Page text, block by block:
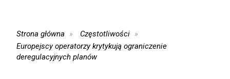
Strona główna
Częstotliwości
Europejscy operatorzy krytykują ograniczenie
deregulacyjnych planów